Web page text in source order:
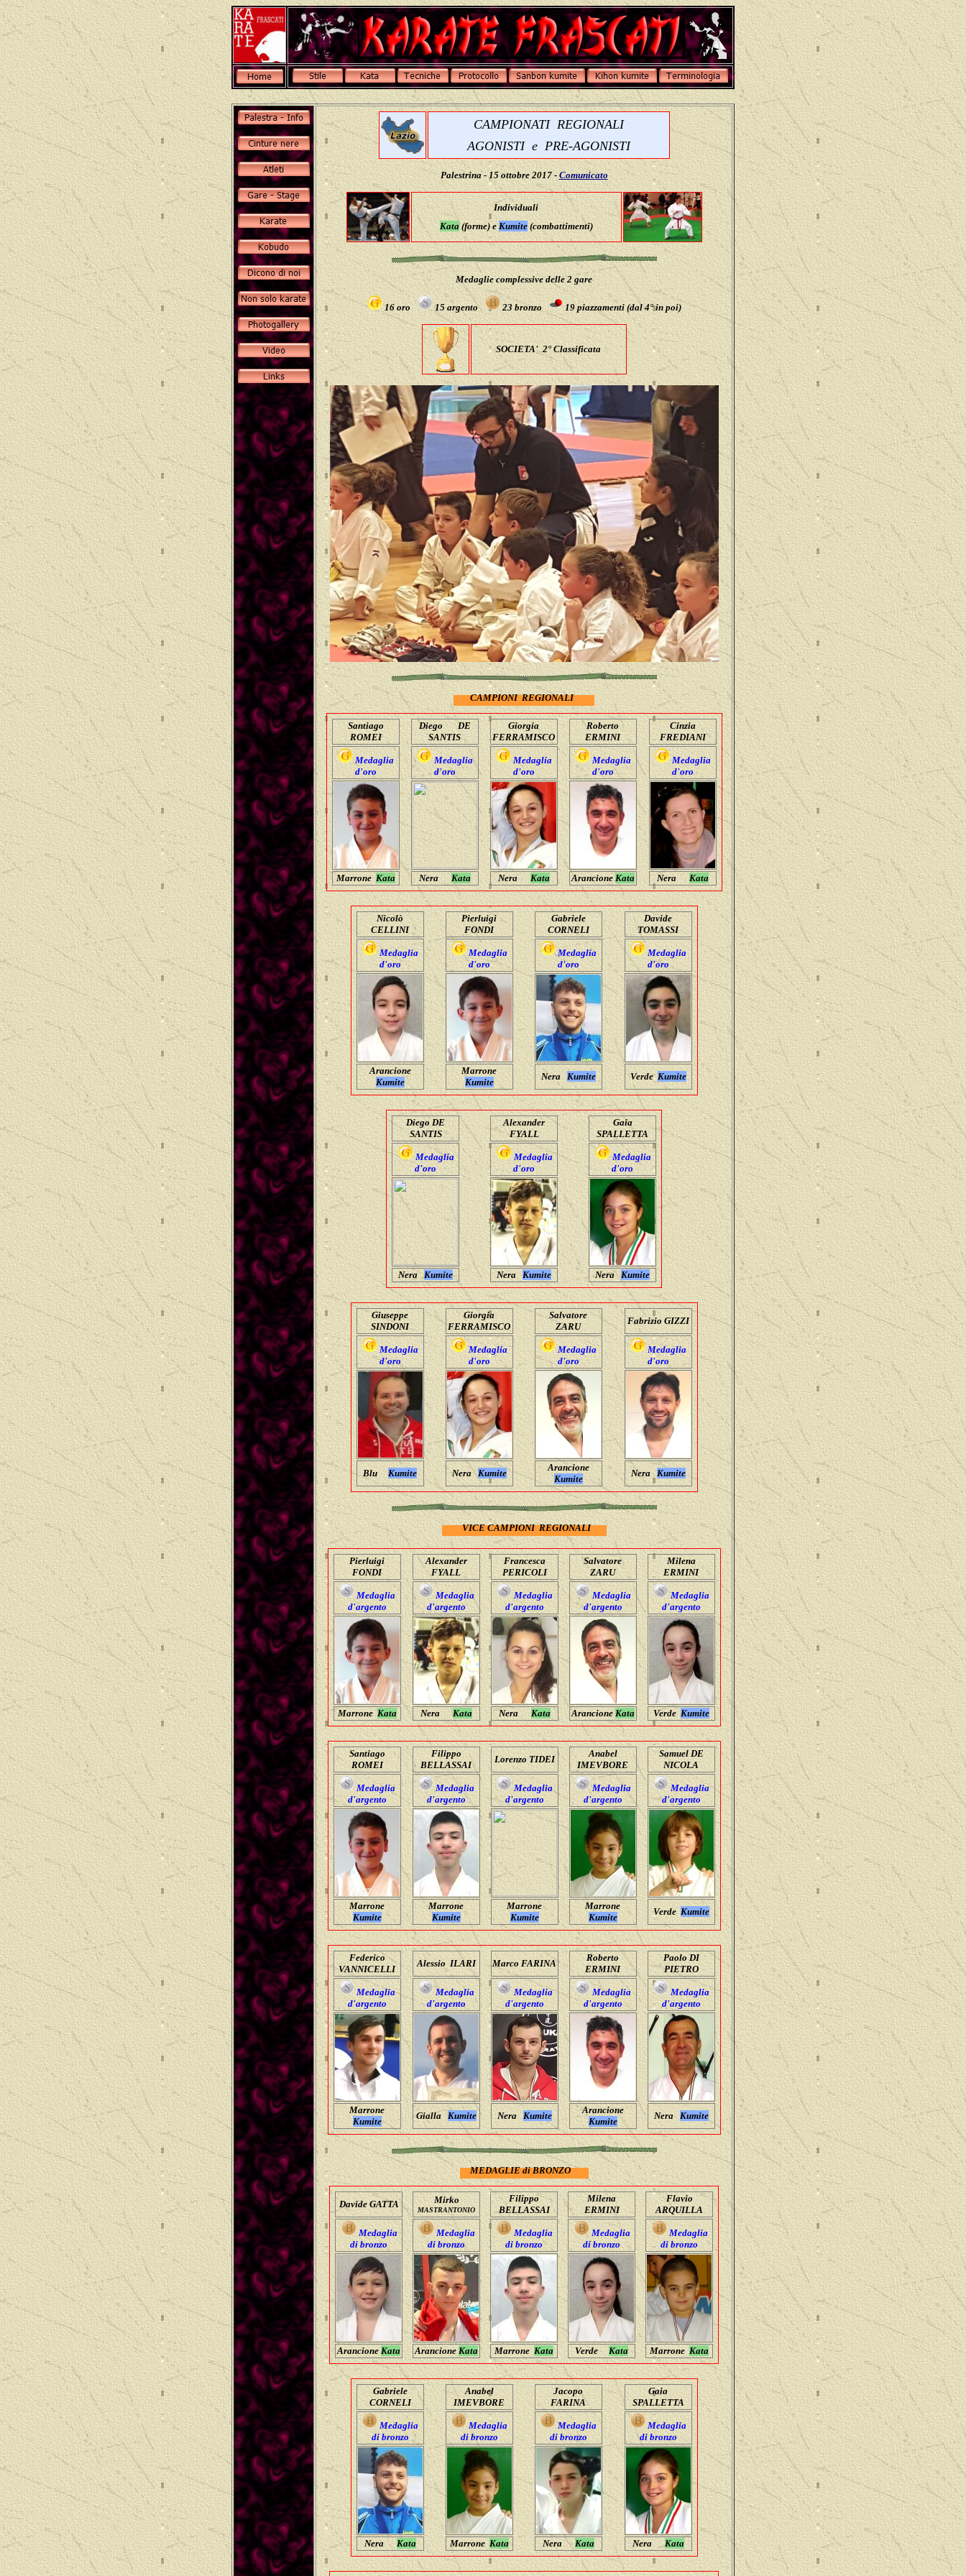
CAMPIONATI REGIONALI
AGONISTI e PRE-AGONISTI
Palestrina - 15 ottobre 2017 -Comunicato
Individuali
Kata(forme) e Kumite(combattimenti)
Medaglie complessive delle 2 gare
16 oro 15 argento 23 bronzo 19 piazzamenti (dal 4° in poi)
SOCIETA'2° Classificata
CAMPIONI REGIONALI
Santiago
ROMEI
Diego DE
SANTIS
Giorgia
FERRAMISCO
Roberto
ERMINI
Cinzia
FREDIANI
Medaglia
d'oro
Medaglia
d'oro
Medaglia
d'oro
Medaglia
d'oro
Medaglia
d'oro
MarroneKata Nera Kata Nera Kata Arancione Kata Nera Kata
Nicolò
CELLINI
Pierluigi
FONDI
Gabriele
CORNELI
Davide
TOMASSI
Medaglia
d'oro
Medaglia
d'oro
Medaglia
d'oro
Medaglia
d'oro
Arancione
Kumite
Marrone
Kumite
Nera Kumite Verde Kumite
Diego DE
SANTIS
Alexander
FYALL
Gaia
SPALLETTA
Medaglia
d'oro
Medaglia
d'oro
Medaglia
d'oro
NeraKumite Nera Kumite NeraKumite
Giuseppe
SINDONI
Giorgia
FERRAMISCO
Salvatore
ZARU
Fabrizio GIZZI
Medaglia
d'oro
Medaglia
d'oro
Medaglia
d'oro
Medaglia
d'oro
BluKumite NeraKumite
Arancione
Kumite
NeraKumite
VICE CAMPIONI REGIONALI
Pierluigi
FONDI
Alexander
FYALL
Francesca
PERICOLI
Salvatore
ZARU
Milena
ERMINI
Medaglia
d'argento
Medaglia
d'argento
Medaglia
d'argento
Medaglia
d'argento
Medaglia
d'argento
MarroneKata NeraKata Nera Kata Arancione Kata Verde Kumite
Santiago
ROMEI
Filippo
BELLASSAI
Lorenzo TIDEI
Anabel
IMEVBORE
Samuel DE
NICOLA
Medaglia
d'argento
Medaglia
d'argento
Medaglia
d'argento
Medaglia
d'argento
Medaglia
d'argento
Marrone
Kumite
Marrone
Kumite
Marrone
Kumite
Marrone
Kumite
VerdeKumite
Federico
VANNICELLI
Alessio ILARI Marco FARINA
Roberto
ERMINI
Paolo DI
PIETRO
Medaglia
d'argento
Medaglia
d'argento
Medaglia
d'argento
Medaglia
d'argento
Medaglia
d'argento
Marrone
Kumite
GiallaKumite Nera Kumite
Arancione
Kumite
NeraKumite
MEDAGLIE di BRONZO
Davide GATTA Mirko
MASTRANTONIO
Filippo
BELLASSAI
Milena
ERMINI
Flavio
ARQUILLA
Medaglia
di bronzo
Medaglia
di bronzo
Medaglia
di bronzo
Medaglia
di bronzo
Medaglia
di bronzo
Arancione Kata Arancione Kata MarroneKata VerdeKata Marrone Kata
Gabriele
CORNELI
Anabel
IMEVBORE
Jacopo
FARINA
Gaia
SPALLETTA
Medaglia
di bronzo
Medaglia
di bronzo
Medaglia
di bronzo
Medaglia
di bronzo
Nera Kata MarroneKata NeraKata NeraKata